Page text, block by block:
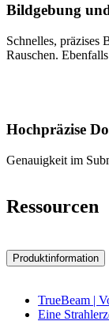
Bildgebung
Schnelles,
Rauschen.
Hochpräzise
Genauigkeit im
Ressourcen
Produktinformation
TrueBeam |
Eine